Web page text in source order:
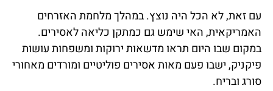
עם זאת, לא הכל היה נוצץ. במהלך מלחמת האזרחים
האמריקאית, האי שימש גם כמתקן כליאה לאסירים.
במקום שבו היום תראו מדשאות ירוקות ומשפחות עושות
פיקניק, ישבו פעם מאות אסירים פוליטיים ומורדים מאחורי
סורג ובריח.